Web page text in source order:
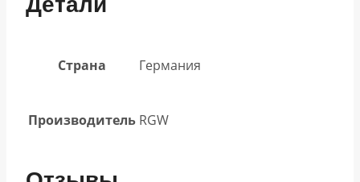
Страна Германия
Производитель RGW